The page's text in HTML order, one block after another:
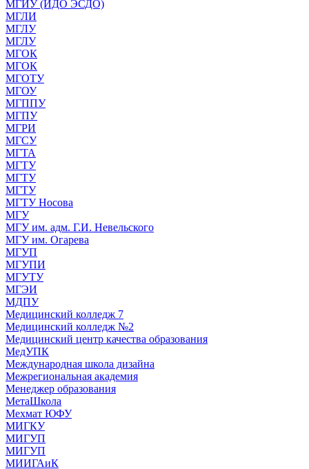
МГИУ (ИДО ЭСДО)
МГЛИ
МГЛУ
МГЛУ
МГОК
МГОК
МГОТУ
МГОУ
МГППУ
МГПУ
МГРИ
МГСУ
МГТА
МГТУ
МГТУ
МГТУ
МГТУ Носова
МГУ
МГУ им. адм. Г.И. Невельского
МГУ им. Огарева
МГУП
МГУПИ
МГУТУ
МГЭИ
МДПУ
Медицинский колледж 7
Медицинский колледж №2
Медицинский центр качества образования
МедУПК
Международная школа дизайна
Межрегиональная академия
Менеджер образования
МетаШкола
Мехмат ЮФУ
МИГКУ
МИГУП
МИГУП
МИИГАиК